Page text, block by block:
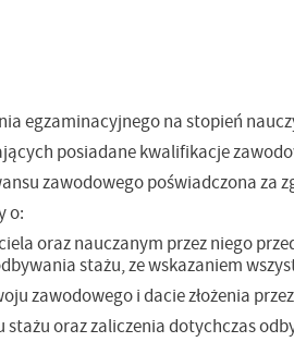
egzaminacyjnego na stopień
posiadane kwalifikacje
zawodowego poświadczona za
o:
oraz nauczanym przez niego
stażu, ze wskazaniem
zawodowego i dacie złożenia
stażu oraz zaliczenia dotychczas